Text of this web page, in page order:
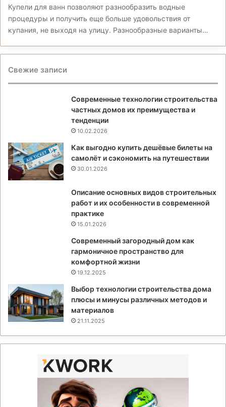
Купели для ванн позволяют разнообразить водные
процедуры и получить еще больше удовольствия от
купания, не выходя на улицу. Разнообразные варианты…
Свежие записи
Современные технологии строительства
частных домов их преимущества и
тенденции
10.02.2026
Как выгодно купить дешёвые билеты на
самолёт и сэкономить на путешествии
30.01.2026
Описание основных видов строительных
работ и их особенности в современной
практике
15.01.2026
Современный загородный дом как
гармоничное пространство для
комфортной жизни
19.12.2025
Выбор технологии строительства дома
плюсы и минусы различных методов и
материалов
21.11.2025